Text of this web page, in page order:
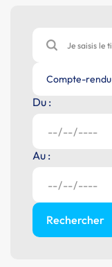
Compte-rendu
Du :
Au :
Rechercher